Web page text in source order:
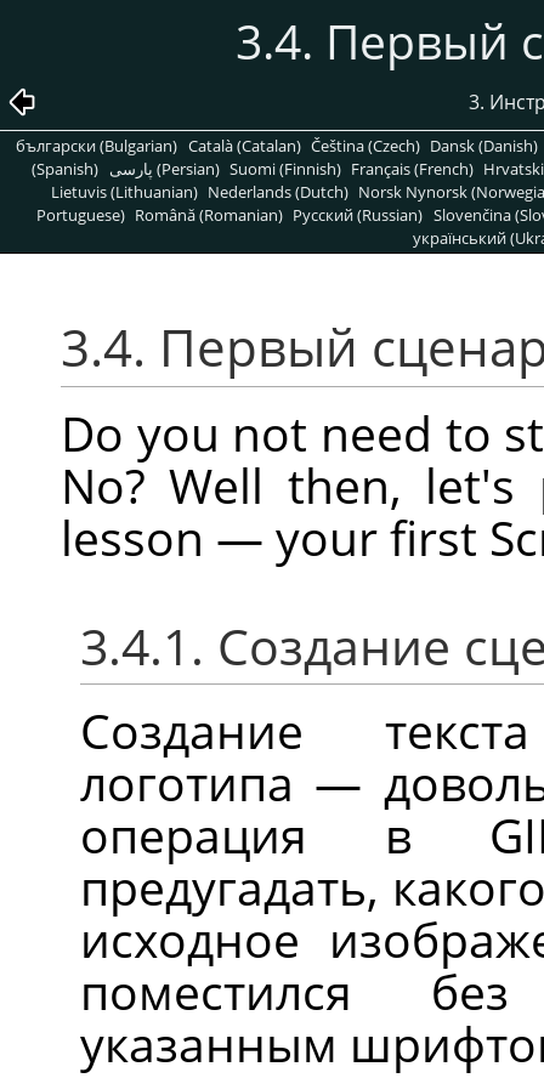
3.4. Первый
3.
български (Bulgarian) Català (Catalan) Čeština (Czech) Dansk (Danish)
(Spanish)
پارسی (Persian) Suomi (Finnish) Français (French)
Lietuvis (Lithuanian) Nederlands (Dutch) Norsk Nynorsk
Portuguese) Română (Romanian) Pусский (Russian) Slovenčina
український
3.4. Первый
Do you not need to
No? Well then,
lesson — your first
3.4.1. Создание
Создание
логотипа —
операция в
предугадать,
исходное
поместился
указанным